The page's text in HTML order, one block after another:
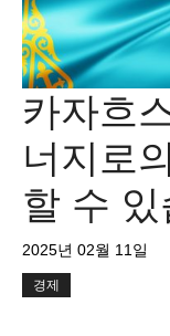
카자흐
너지로
할 수
2025년 02월 11일
경제